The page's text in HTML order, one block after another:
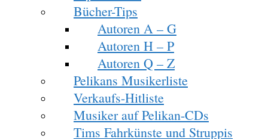
Bücher-Tips
Autoren A – G
Autoren H – P
Autoren Q – Z
Pelikans Musikerliste
Verkaufs-Hitliste
Musiker auf Pelikan-CDs
Tims Fahrkünste und Struppis